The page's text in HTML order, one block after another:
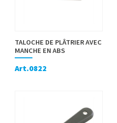
TALOCHE DE PLÂTRIER AVEC
MANCHE EN ABS
Art.0822